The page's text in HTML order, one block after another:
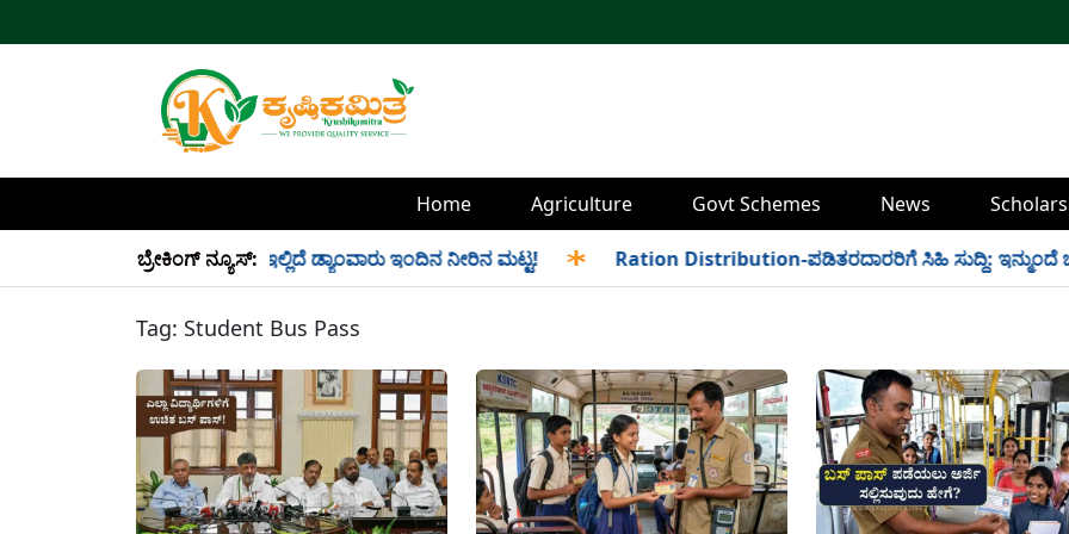
Home Agriculture Govt Schemes News
ಬ್ರೇಕಿಂಗ್ ನ್ಯೂಸ್:
34 TMC ನೀರು ಸಂಗ್ರಹ! ಇಲ್ಲಿದೆ ಡ್ಯಾಂವಾರು ಇಂದಿನ ನೀರಿನ ಮಟ್ಟ! ✱ Ration Distribution-ಪಡಿತರದಾರರಿಗೆ ಸಿಹಿ ಸುದ್ದಿ: ಇನ್ಮುಂದೆ
Tag: Student Bus Pass